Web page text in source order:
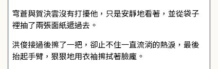
穹蒼與賀決雲沒有打擾他，只是安靜地看著，並從袋子
裡抽了兩張面紙遞過去。
洪俊接過後擦了一把，卻止不住一直流淌的熱淚，最後
抬起手臂，狠狠地用衣袖擦拭著臉龐。